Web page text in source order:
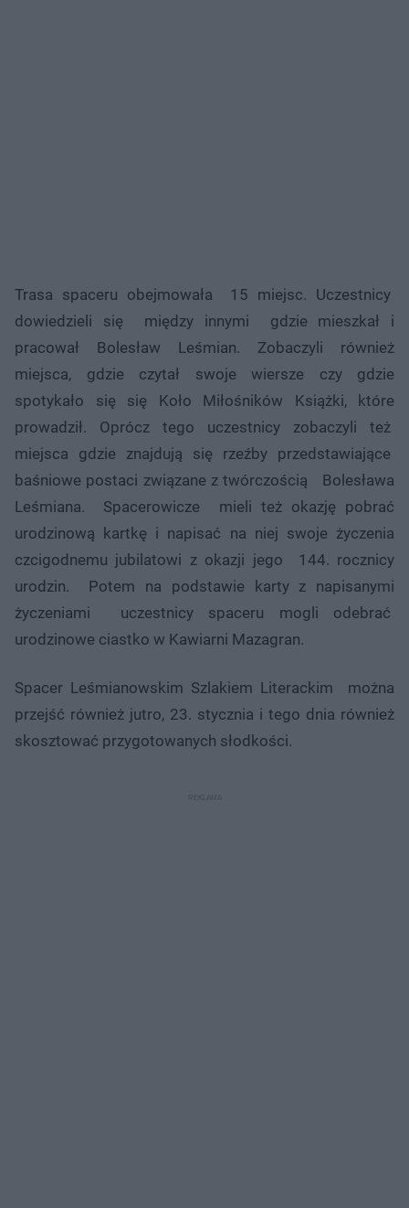
Trasa spaceru obejmowała 15 miejsc. Uczestnicy
dowiedzieli się między innymi gdzie mieszkał i
pracował Bolesław Leśmian. Zobaczyli również
miejsca, gdzie czytał swoje wiersze czy gdzie
spotykało się się Koło Miłośników Książki, które
prowadził. Oprócz tego uczestnicy zobaczyli też
miejsca gdzie znajdują się rzeźby przedstawiające
baśniowe postaci związane z twórczością Bolesława
Leśmiana. Spacerowicze mieli też okazję pobrać
urodzinową kartkę i napisać na niej swoje życzenia
czcigodnemu jubilatowi z okazji jego 144. rocznicy
urodzin. Potem na podstawie karty z napisanymi
życzeniami uczestnicy spaceru mogli odebrać
urodzinowe ciastko w Kawiarni Mazagran.
Spacer Leśmianowskim Szlakiem Literackim można
przejść również jutro, 23. stycznia i tego dnia również
skosztować przygotowanych słodkości.